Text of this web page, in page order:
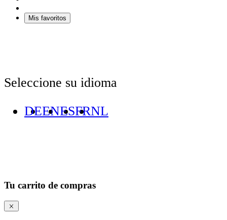
Mis favoritos
Seleccione su idioma
DEENESFRNL
Tu carrito de compras